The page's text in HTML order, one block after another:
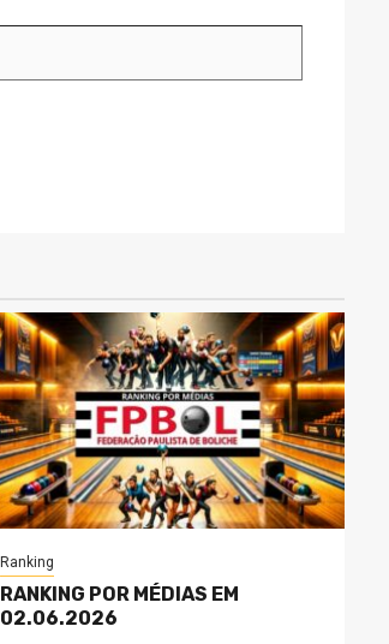
Ranking
RANKING POR MÉDIAS EM
02.06.2026